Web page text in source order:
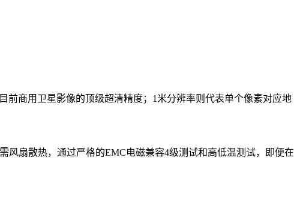
前商用卫星影像的顶级超清精度；1米分辨率则代表单个像素对应地
风扇散热，通过严格的EMC电磁兼容4级测试和高低温测试，即便在